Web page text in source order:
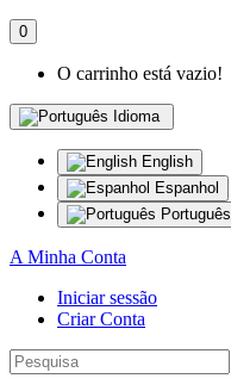
0
O carrinho está vazio!
Idioma
English
Espanhol
Português
A Minha Conta
Iniciar sessão
Criar Conta